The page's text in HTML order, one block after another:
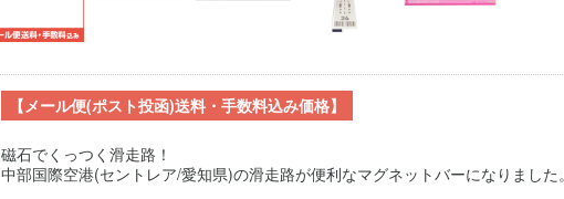
【メール便(ポスト投函)送料・手数料込み価格】
磁石でくっつく滑走路！
中部国際空港(セントレア/愛知県)の滑走路が便利なマグネットバーになりました。